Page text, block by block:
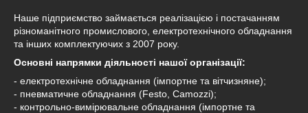
Наше підприємство займається реалізацією і постачанням
різноманітного промислового, електротехнічного обладнання
та інших комплектуючих з 2007 року.
Основні напрямки діяльності нашої організації:
- електротехнічне обладнання (імпортне та вітчизняне);
- пневматичне обладнання (Festo, Camozzi);
- контрольно-вимірювальне обладнання (імпортне та